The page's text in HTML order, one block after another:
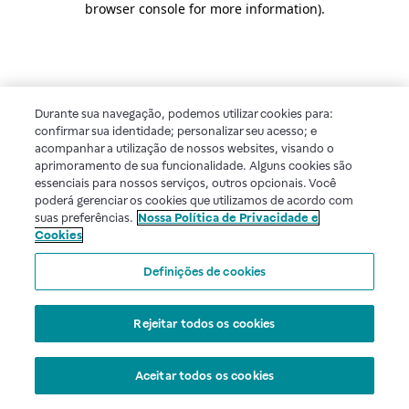
browser console for more information).
Durante sua navegação, podemos utilizar cookies para:
confirmar sua identidade; personalizar seu acesso; e
acompanhar a utilização de nossos websites, visando o
aprimoramento de sua funcionalidade. Alguns cookies são
essenciais para nossos serviços, outros opcionais. Você
poderá gerenciar os cookies que utilizamos de acordo com
suas preferências. Nossa Política de Privacidade e
Cookies
Definições de cookies
Rejeitar todos os cookies
Aceitar todos os cookies